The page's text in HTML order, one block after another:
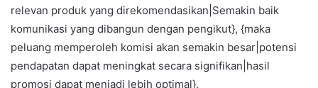
relevan produk yang direkomendasikan|Semakin baik
komunikasi yang dibangun dengan pengikut}, {maka
peluang memperoleh komisi akan semakin besar|potensi
pendapatan dapat meningkat secara signifikan|hasil
promosi dapat menjadi lebih optimal}.